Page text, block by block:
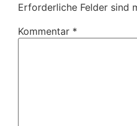
Erforderliche Felder sind
Kommentar *